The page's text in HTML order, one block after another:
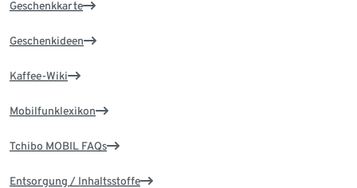
Geschenkkarte
Geschenkideen
Kaffee-Wiki
Mobilfunklexikon
Tchibo MOBIL FAQs
Entsorgung / Inhaltsstoffe